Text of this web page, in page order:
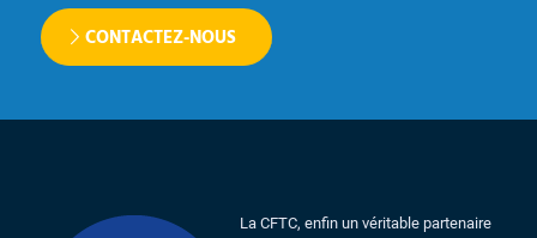
CONTACTEZ-NOUS
La CFTC, enfin un véritable partenaire